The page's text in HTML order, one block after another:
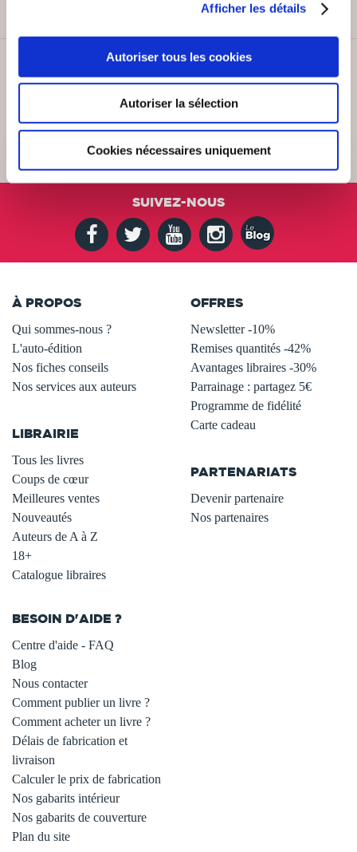
Afficher les détails
Autoriser tous les cookies
Autoriser la sélection
Cookies nécessaires uniquement
SUIVEZ-NOUS
À PROPOS
Qui sommes-nous ?
L'auto-édition
Nos fiches conseils
Nos services aux auteurs
LIBRAIRIE
Tous les livres
Coups de cœur
Meilleures ventes
Nouveautés
Auteurs de A à Z
18+
Catalogue libraires
OFFRES
Newsletter -10%
Remises quantités -42%
Avantages libraires -30%
Parrainage : partagez 5€
Programme de fidélité
Carte cadeau
PARTENARIATS
Devenir partenaire
Nos partenaires
BESOIN D'AIDE ?
Centre d'aide - FAQ
Blog
Nous contacter
Comment publier un livre ?
Comment acheter un livre ?
Délais de fabrication et
livraison
Calculer le prix de fabrication
Nos gabarits intérieur
Nos gabarits de couverture
Plan du site